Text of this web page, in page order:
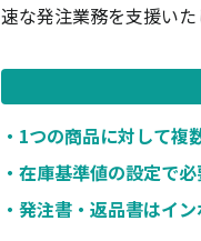
速な発注業務を支援いた
1つの商品に対して複
在庫基準値の設定で
発注書・返品書はイ